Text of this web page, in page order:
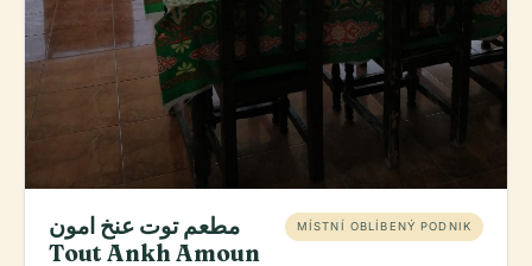
مطعم توت عنخ امون
Tout Ankh Amoun
MÍSTNÍ OBLÍBENÝ PODNIK